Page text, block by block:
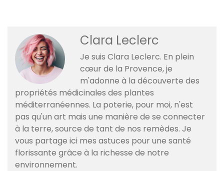
Clara Leclerc
Je suis Clara Leclerc. En plein
cœur de la Provence, je
m'adonne à la découverte des
propriétés médicinales des plantes
méditerranéennes. La poterie, pour moi, n'est
pas qu'un art mais une manière de se connecter
à la terre, source de tant de nos remèdes. Je
vous partage ici mes astuces pour une santé
florissante grâce à la richesse de notre
environnement.